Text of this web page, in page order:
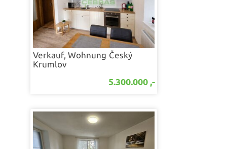
Verkauf, Wohnung Český
Krumlov
5.300.000 ,-